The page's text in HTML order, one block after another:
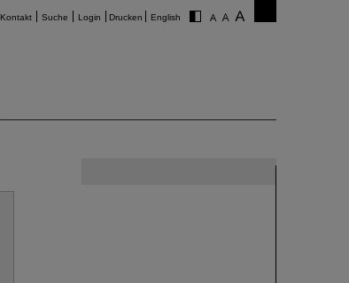
Kontakt Suche Login Drucken English